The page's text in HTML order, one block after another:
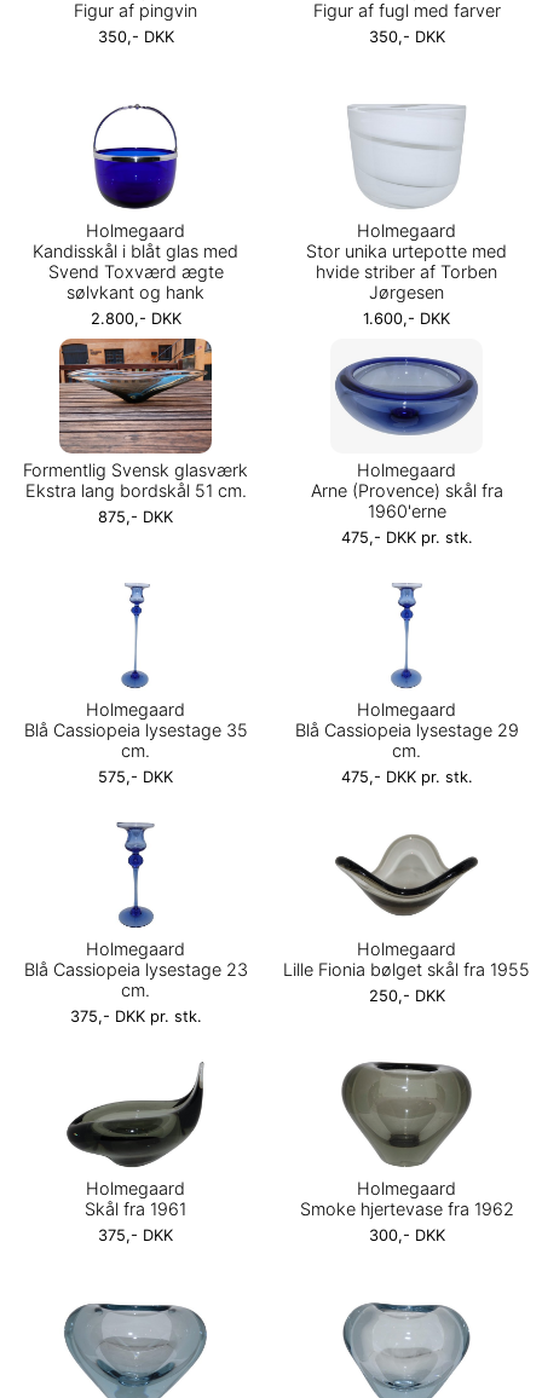
Figur af pingvin
350,- DKK
Figur af fugl med farver
350,- DKK
Holmegaard
Kandisskål i blåt glas med
Svend Toxværd ægte
sølvkant og hank
2.800,- DKK
Holmegaard
Stor unika urtepotte med
hvide striber af Torben
Jørgesen
1.600,- DKK
Formentlig Svensk glasværk
Ekstra lang bordskål 51 cm.
875,- DKK
Holmegaard
Arne (Provence) skål fra
1960'erne
475,- DKK pr. stk.
Holmegaard
Blå Cassiopeia lysestage 35
cm.
575,- DKK
Holmegaard
Blå Cassiopeia lysestage 29
cm.
475,- DKK pr. stk.
Holmegaard
Blå Cassiopeia lysestage 23
cm.
375,- DKK pr. stk.
Holmegaard
Lille Fionia bølget skål fra 1955
250,- DKK
Holmegaard
Skål fra 1961
375,- DKK
Holmegaard
Smoke hjertevase fra 1962
300,- DKK